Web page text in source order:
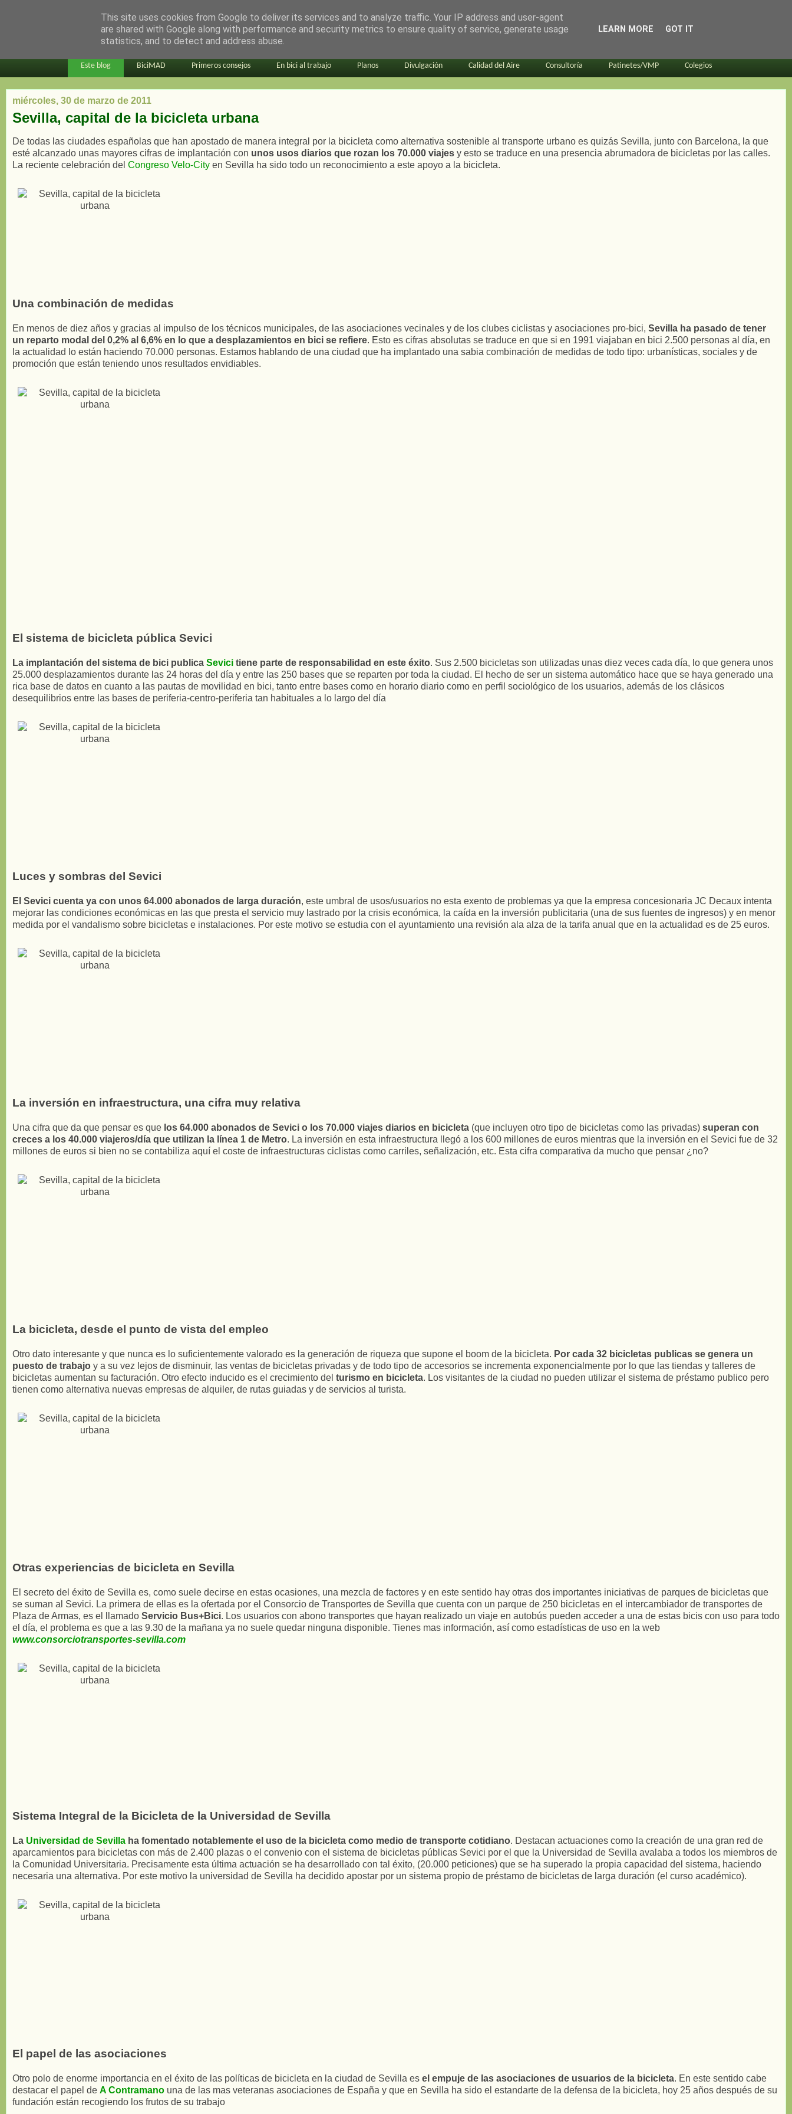
en bici por madrid
Este blog BiciMAD Primeros consejos En bici al trabajo Planos Divulgación Calidad del Aire Consultoría Patinetes/VMP Colegios
miércoles, 30 de marzo de 2011
Sevilla, capital de la bicicleta urbana
De todas las ciudades españolas que han apostado de manera integral por la bicicleta como alternativa sostenible al transporte urbano es quizás Sevilla, junto con Barcelona, la que
esté alcanzado unas mayores cifras de implantación con unos usos diarios que rozan los 70.000 viajes y esto se traduce en una presencia abrumadora de bicicletas por las calles.
La reciente celebración del Congreso Velo-City en Sevilla ha sido todo un reconocimiento a este apoyo a la bicicleta.
Una combinación de medidas
En menos de diez años y gracias al impulso de los técnicos municipales, de las asociaciones vecinales y de los clubes ciclistas y asociaciones pro-bici, Sevilla ha pasado de tener
un reparto modal del 0,2% al 6,6% en lo que a desplazamientos en bici se refiere. Esto es cifras absolutas se traduce en que si en 1991 viajaban en bici 2.500 personas al día, en
la actualidad lo están haciendo 70.000 personas. Estamos hablando de una ciudad que ha implantado una sabia combinación de medidas de todo tipo: urbanísticas, sociales y de
promoción que están teniendo unos resultados envidiables.
El sistema de bicicleta pública Sevici
La implantación del sistema de bici publica Sevici tiene parte de responsabilidad en este éxito. Sus 2.500 bicicletas son utilizadas unas diez veces cada día, lo que genera unos
25.000 desplazamientos durante las 24 horas del día y entre las 250 bases que se reparten por toda la ciudad. El hecho de ser un sistema automático hace que se haya generado una
rica base de datos en cuanto a las pautas de movilidad en bici, tanto entre bases como en horario diario como en perfil sociológico de los usuarios, además de los clásicos
desequilibrios entre las bases de periferia-centro-periferia tan habituales a lo largo del día
Luces y sombras del Sevici
El Sevici cuenta ya con unos 64.000 abonados de larga duración, este umbral de usos/usuarios no esta exento de problemas ya que la empresa concesionaria JC Decaux intenta
mejorar las condiciones económicas en las que presta el servicio muy lastrado por la crisis económica, la caída en la inversión publicitaria (una de sus fuentes de ingresos) y en menor
medida por el vandalismo sobre bicicletas e instalaciones. Por este motivo se estudia con el ayuntamiento una revisión ala alza de la tarifa anual que en la actualidad es de 25 euros.
La inversión en infraestructura, una cifra muy relativa
Una cifra que da que pensar es que los 64.000 abonados de Sevici o los 70.000 viajes diarios en bicicleta (que incluyen otro tipo de bicicletas como las privadas) superan con
creces a los 40.000 viajeros/día que utilizan la línea 1 de Metro. La inversión en esta infraestructura llegó a los 600 millones de euros mientras que la inversión en el Sevici fue de 32
millones de euros si bien no se contabiliza aquí el coste de infraestructuras ciclistas como carriles, señalización, etc. Esta cifra comparativa da mucho que pensar ¿no?
La bicicleta, desde el punto de vista del empleo
Otro dato interesante y que nunca es lo suficientemente valorado es la generación de riqueza que supone el boom de la bicicleta. Por cada 32 bicicletas publicas se genera un
puesto de trabajo y a su vez lejos de disminuir, las ventas de bicicletas privadas y de todo tipo de accesorios se incrementa exponencialmente por lo que las tiendas y talleres de
bicicletas aumentan su facturación. Otro efecto inducido es el crecimiento del turismo en bicicleta. Los visitantes de la ciudad no pueden utilizar el sistema de préstamo publico pero
tienen como alternativa nuevas empresas de alquiler, de rutas guiadas y de servicios al turista.
Otras experiencias de bicicleta en Sevilla
El secreto del éxito de Sevilla es, como suele decirse en estas ocasiones, una mezcla de factores y en este sentido hay otras dos importantes iniciativas de parques de bicicletas que
se suman al Sevici. La primera de ellas es la ofertada por el Consorcio de Transportes de Sevilla que cuenta con un parque de 250 bicicletas en el intercambiador de transportes de
Plaza de Armas, es el llamado Servicio Bus+Bici. Los usuarios con abono transportes que hayan realizado un viaje en autobús pueden acceder a una de estas bicis con uso para todo
el día, el problema es que a las 9.30 de la mañana ya no suele quedar ninguna disponible. Tienes mas información, así como estadísticas de uso en la web
www.consorciotransportes-sevilla.com
Sistema Integral de la Bicicleta de la Universidad de Sevilla
La Universidad de Sevilla ha fomentado notablemente el uso de la bicicleta como medio de transporte cotidiano. Destacan actuaciones como la creación de una gran red de
aparcamientos para bicicletas con más de 2.400 plazas o el convenio con el sistema de bicicletas públicas Sevici por el que la Universidad de Sevilla avalaba a todos los miembros de
la Comunidad Universitaria. Precisamente esta última actuación se ha desarrollado con tal éxito, (20.000 peticiones) que se ha superado la propia capacidad del sistema, haciendo
necesaria una alternativa. Por este motivo la universidad de Sevilla ha decidido apostar por un sistema propio de préstamo de bicicletas de larga duración (el curso académico).
El papel de las asociaciones
Otro polo de enorme importancia en el éxito de las políticas de bicicleta en la ciudad de Sevilla es el empuje de las asociaciones de usuarios de la bicicleta. En este sentido cabe
destacar el papel de A Contramano una de las mas veteranas asociaciones de España y que en Sevilla ha sido el estandarte de la defensa de la bicicleta, hoy 25 años después de su
fundación están recogiendo los frutos de su trabajo
This site uses cookies from Google to deliver its services and to analyze traffic. Your IP address and user-agent
are shared with Google along with performance and security metrics to ensure quality of service, generate usage
statistics, and to detect and address abuse.
LEARN MORE GOT IT